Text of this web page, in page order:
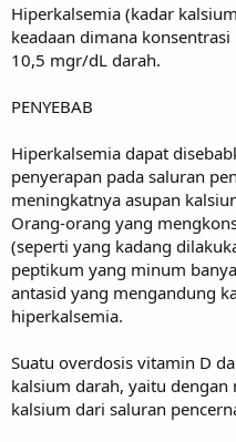
r
Hiperkalsemia (kadar
keadaan dimana
10,5 mgr/dL darah.
PENYEBAB
Hiperkalsemia dapat
penyerapan pada saluran
meningkatnya asupan
Orang-orang yang
(seperti yang kadang
peptikum yang minum
antasid yang mengandung
hiperkalsemia.
Suatu overdosis vitamin D
kalsium darah, yaitu
kalsium dari saluran